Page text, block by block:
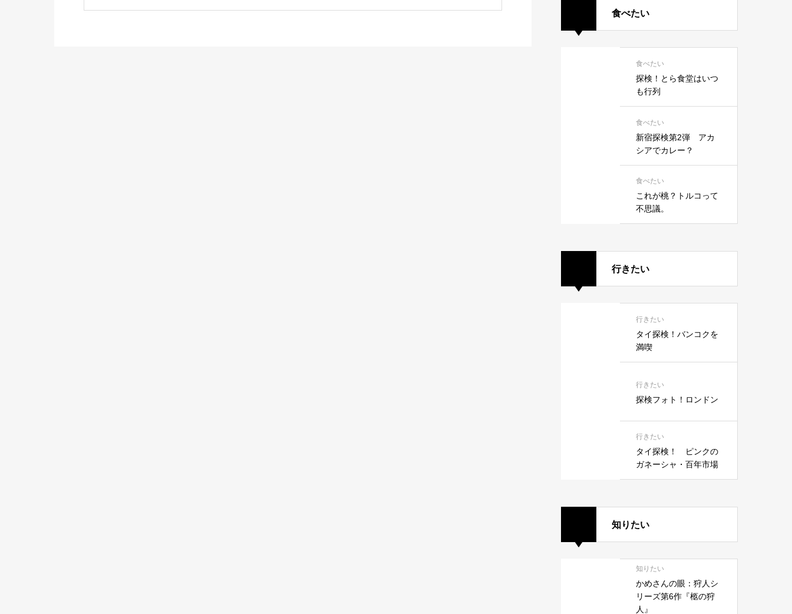
食べたい
食べたい
探検！とら食堂はいつ
も行列
食べたい
新宿探検第2弾 アカ
シアでカレー？
食べたい
これが桃？トルコって
不思議。
行きたい
行きたい
タイ探検！バンコクを
満喫
行きたい
探検フォト！ロンドン
行きたい
タイ探検！ ピンクの
ガネーシャ・百年市場
知りたい
知りたい
かめさんの眼：狩人シ
リーズ第6作『柩の狩
人』